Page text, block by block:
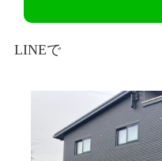
LINEで